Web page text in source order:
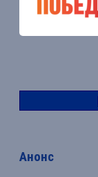
Анонс